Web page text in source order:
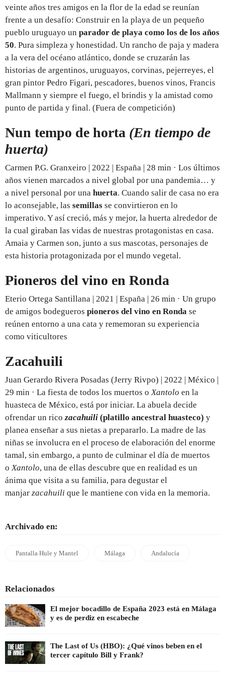
veinte años tres amigos en la flor de la edad se reunían
frente a un desafío: Construir en la playa de un pequeño
pueblo uruguayo un parador de playa como los de los años
50. Pura simpleza y honestidad. Un rancho de paja y madera
a la vera del océano atlántico, donde se cruzarán las
historias de argentinos, uruguayos, corvinas, pejerreyes, el
gran pintor Pedro Figari, pescadores, buenos vinos, Francis
Mallmann y siempre el fuego, el brindis y la amistad como
punto de partida y final. (Fuera de competición)
Nun tempo de horta (En tiempo de
huerta)
Carmen P.G. Granxeiro | 2022 | España | 28 min · Los últimos
años vienen marcados a nivel global por una pandemia… y
a nivel personal por una huerta. Cuando salir de casa no era
lo aconsejable, las semillas se convirtieron en lo
imperativo. Y así creció, más y mejor, la huerta alrededor de
la cual giraban las vidas de nuestras protagonistas en casa.
Amaia y Carmen son, junto a sus mascotas, personajes de
esta historia protagonizada por el mundo vegetal.
Pioneros del vino en Ronda
Eterio Ortega Santillana | 2021 | España | 26 min · Un grupo
de amigos bodegueros pioneros del vino en Ronda se
reúnen entorno a una cata y rememoran su experiencia
como viticultores
Zacahuili
Juan Gerardo Rivera Posadas (Jerry Rivpo) | 2022 | México |
29 min · La fiesta de todos los muertos oXantolo en la
huasteca de México, está por iniciar. La abuela decide
ofrendar un ricozacahuili (platillo ancestral huasteco) y
planea enseñar a sus nietas a prepararlo. La madre de las
niñas se involucra en el proceso de elaboración del enorme
tamal, sin embargo, a punto de culminar el día de muertos
oXantolo, una de ellas descubre que en realidad es un
ánima que visita a su familia, para degustar el
manjar zacahuili que le mantiene con vida en la memoria.
Archivado en:
Pantalla Hule y Mantel Málaga Andalucía
Relacionados
El mejor bocadillo de España 2023 está en Málaga
y es de perdiz en escabeche
The Last of Us (HBO): ¿Qué vinos beben en el
tercer capítulo Bill y Frank?